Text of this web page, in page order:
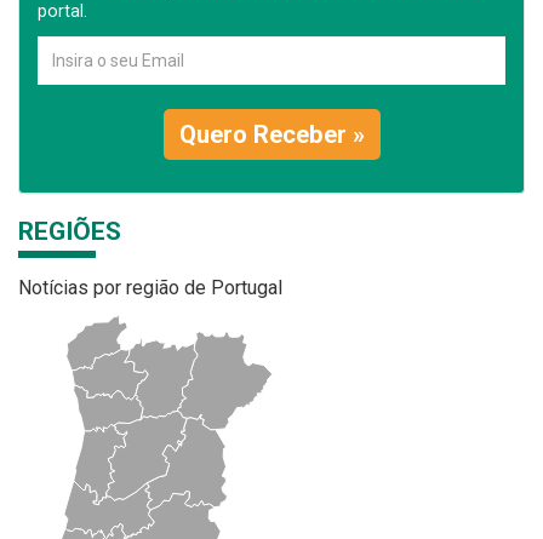
portal.
Quero Receber »
REGIÕES
Notícias por região de Portugal